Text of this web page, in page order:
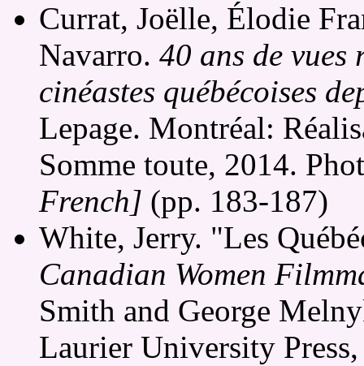
Currat, Joëlle, Élodie
Navarro. 40 ans de vues
cinéastes québécoises
Lepage. Montréal:
Somme toute, 2014.
French] (pp. 183-187)
White, Jerry. "Les
Canadian Women
Smith and George
Laurier University